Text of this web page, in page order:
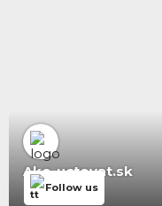
Ako-uctovat.sk
Follow us